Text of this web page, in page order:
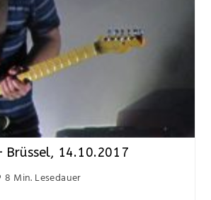
Brüssel, 14.10.2017
8 Min. Lesedauer